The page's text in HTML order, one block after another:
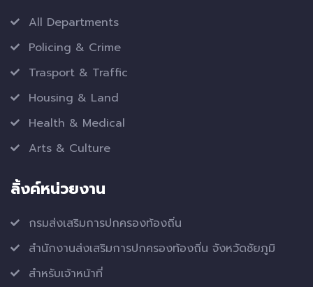
All Departments
Policing & Crime
Trasport & Traffic
Housing & Land
Health & Medical
Arts & Culture
ลิ้งค์หน่วยงาน
กรมส่งเสริมการปกครองท้องถิ่น
สำนักงานส่งเสริมการปกครองท้องถิ่น จังหวัดชัยภูมิ
สำหรับเจ้าหน้าที่